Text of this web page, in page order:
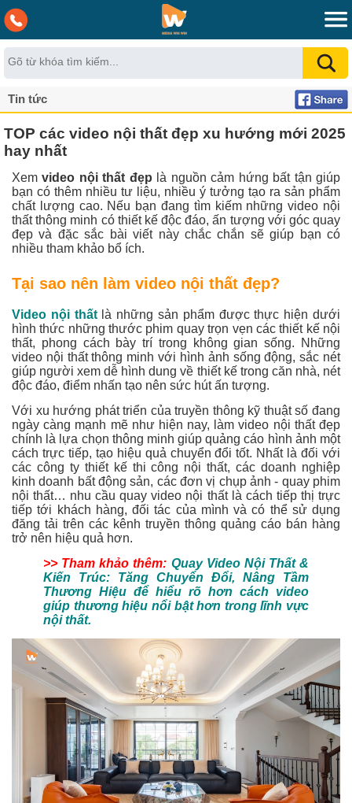
Tin tức
TOP các video nội thất đẹp xu hướng mới 2025
hay nhất
Xemvideo nội thất đẹp là nguồn cảm hứng bất tận giúp
bạn có thêm nhiều tư liệu, nhiều ý tưởng tạo ra sản phẩm
chất lượng cao. Nếu bạn đang tìm kiếm những video nội
thất thông minh có thiết kế độc đáo, ấn tượng với góc quay
đẹp và đặc sắc bài viết này chắc chắn sẽ giúp bạn có
nhiều tham khảo bổ ích.
Tại sao nên làm video nội thất đẹp?
Video nội thấtlà những sản phẩm được thực hiện dưới
hình thức những thước phim quay trọn vẹn các thiết kế nội
thất, phong cách bày trí trong không gian sống. Những
video nội thất thông minh với hình ảnh sống động, sắc nét
giúp người xem dễ hình dung về thiết kế trong căn nhà, nét
độc đáo, điểm nhấn tạo nên sức hút ấn tượng.
Với xu hướng phát triển của truyền thông kỹ thuật số đang
ngày càng mạnh mẽ như hiện nay, làm video nội thất đẹp
chính là lựa chọn thông minh giúp quảng cáo hình ảnh một
cách trực tiếp, tạo hiệu quả chuyển đổi tốt. Nhất là đối với
các công ty thiết kế thi công nội thất, các doanh nghiệp
kinh doanh bất động sản, các đơn vị chụp ảnh - quay phim
nội thất… nhu cầu quay video nội thất là cách tiếp thị trực
tiếp tới khách hàng, đối tác của mình và có thể sử dụng
đăng tải trên các kênh truyền thông quảng cáo bán hàng
trở nên hiệu quả hơn.
>> Tham khảo thêm: Quay Video Nội Thất &
Kiến Trúc: Tăng Chuyển Đổi, Nâng Tầm
Thương Hiệu để hiểu rõ hơn cách video
giúp thương hiệu nổi bật hơn trong lĩnh vực
nội thất.